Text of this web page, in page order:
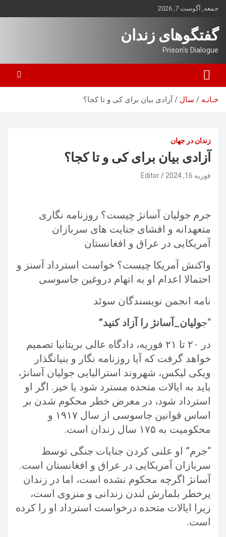
بروید
جمعه, آگوست 7, 2026
گفتگوهای زندان
Prison's Dialogue
خـانـه سال آزادی بیان برای کی و تا کجا؟
زندان در جهان
آزادی بیان برای کی و تا کجا؟
فوریه 16, 2024 Editor
جرم جولیان آسانژ چیست؟ روزنامه نگاری
متعهدانه و افشای جنایت های سربازان
آمریکایی در عراق و افغانستان
واکنش آمریکا چیست؟ خواست استرداد آسنز و
احتمالا اعدام او به اتهام دروغین جاسوسی
نامه انجمن نویسندگان سوئد
“جولیان_آسانژ را آزاد کنید”
در ۲۰ تا ۲۱ فوریه، دادگاه عالی بریتانیا تصمیم
خواهد گرفت که آیا روزنامه نگار و بنیانگذار
ویکی لیکس، شهروند استرالیایی جولیان آسانژ،
باید به ایالات متحده مسترد شود یا خیر. اگر او
استرداد شود، در معرض خطر محکوم شدن بر
اساس قوانین جاسوسی از سال ۱۹۱۷ و
محکومیت به ۱۷۵ سال زندان است.
“جرم” او علنی کردن جنایات جنگی توسط
سربازان آمریکایی در عراق و افغانستان است.
آسانژ اگرچه محکوم نشده است، اما در زندان
پرخطر بلمارش لندن زندانی و منزوی است،
زیرا ایالات متحده درخواست استرداد او را کرده
است.